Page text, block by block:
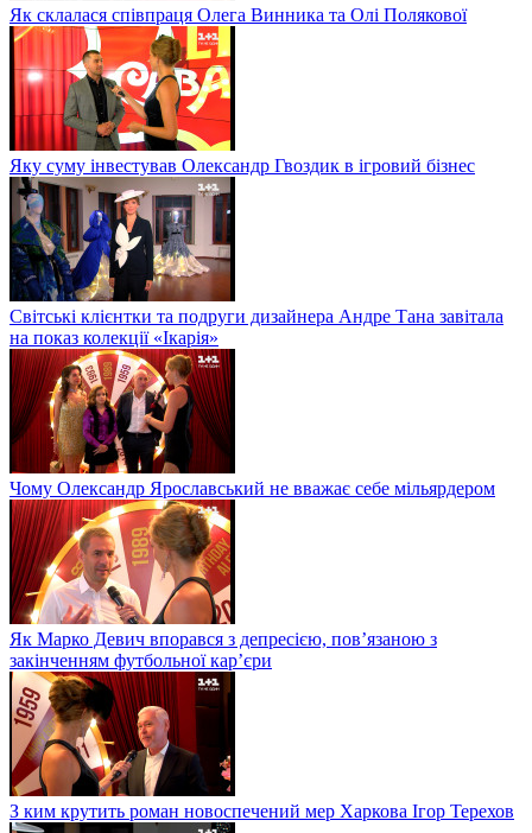
Як склалася співпраця Олега Винника та Олі Полякової
Яку суму інвестував Олександр Гвоздик в ігровий бізнес
Світські клієнтки та подруги дизайнера Андре Тана завітала
на показ колекції «Ікарія»
Чому Олександр Ярославський не вважає себе мільярдером
Як Марко Девич впорався з депресією, пов’язаною з
закінченням футбольної кар’єри
З ким крутить роман новоспечений мер Харкова Ігор Терехов